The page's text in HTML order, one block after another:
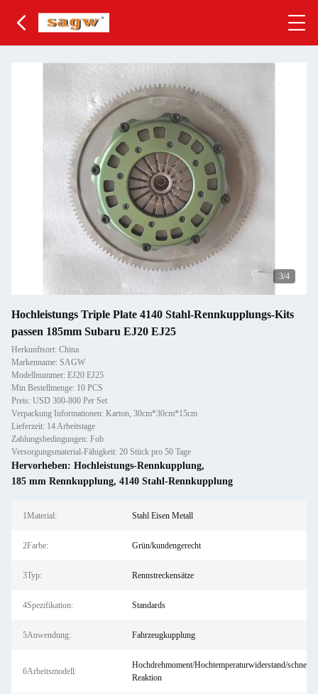
3/4
Hochleistungs Triple Plate 4140 Stahl-Rennkupplungs-Kits
passen 185mm Subaru EJ20 EJ25
Herkunftsort: China
Markenname: SAGW
Modellnummer: EJ20 EJ25
Min Bestellmenge: 10 PCS
Preis: USD 300-800 Per Set
Verpackung Informationen: Karton, 30cm*30cm*15cm
Lieferzeit: 14 Arbeitstage
Zahlungsbedingungen: Fob
Versorgungsmaterial-Fähigkeit: 20 Stück pro 50 Tage
Hervorheben: Hochleistungs-Rennkupplung,
185 mm Rennkupplung, 4140 Stahl-Rennkupplung
1Material: Stahl Eisen Metall
2Farbe: Grün/kundengerecht
3Typ: Rennstreckensätze
4Spezifikation: Standards
5Anwendung: Fahrzeugkupplung
6Arbeitsmodell:
Hochdrehmoment/Hochtemperaturwiderstand/schnelle
Reaktion